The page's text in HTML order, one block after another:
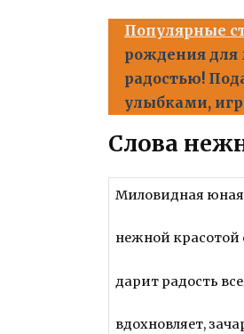
Популярные
рождения
радостью!
улыбками,
Слова
Миловидная юная
нежной красотой
дарит радость
вдохновляет,